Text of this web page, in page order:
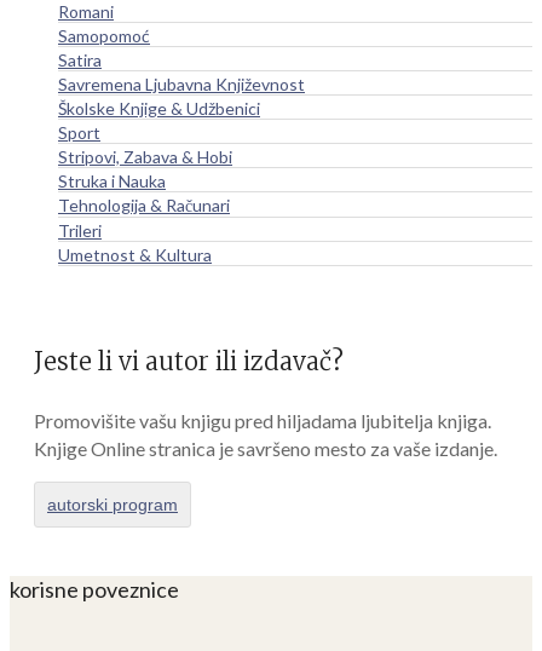
Romani
Samopomoć
Satira
Savremena Ljubavna Književnost
Školske Knjige & Udžbenici
Sport
Stripovi, Zabava & Hobi
Struka i Nauka
Tehnologija & Računari
Trileri
Umetnost & Kultura
Jeste li vi autor ili izdavač?
Promovišite vašu knjigu pred hiljadama ljubitelja knjiga.
Knjige Online stranica je savršeno mesto za vaše izdanje.
autorski program
korisne poveznice